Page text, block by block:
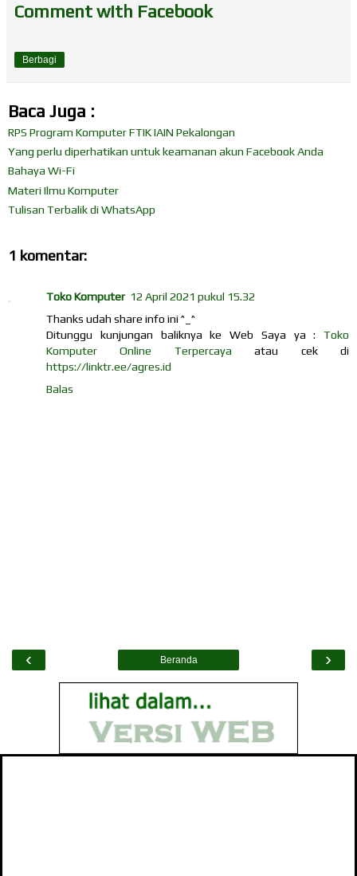
Comment with Facebook
Berbagi
Baca Juga :
RPS Program Komputer FTIK IAIN Pekalongan
Yang perlu diperhatikan untuk keamanan akun Facebook Anda
Bahaya Wi-Fi
Materi Ilmu Komputer
Tulisan Terbalik di WhatsApp
1 komentar:
Toko Komputer 12 April 2021 pukul 15.32
Thanks udah share info ini ^_^
Ditunggu kunjungan baliknya ke Web Saya ya : Toko
Komputer Online Terpercaya atau cek di
https://linktr.ee/agres.id
Balas
‹ ›
Beranda